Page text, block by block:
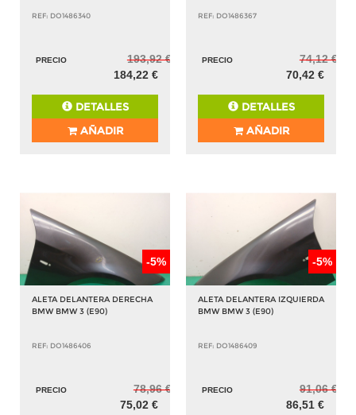
REF: DO1486340
PRECIO
193,92 €
184,22 €
DETALLES
AÑADIR
REF: DO1486367
PRECIO
74,12 €
70,42 €
DETALLES
AÑADIR
-5%
ALETA DELANTERA DERECHA
BMW BMW 3 (E90)
REF: DO1486406
PRECIO
78,96 €
75,02 €
-5%
ALETA DELANTERA IZQUIERDA
BMW BMW 3 (E90)
REF: DO1486409
PRECIO
91,06 €
86,51 €